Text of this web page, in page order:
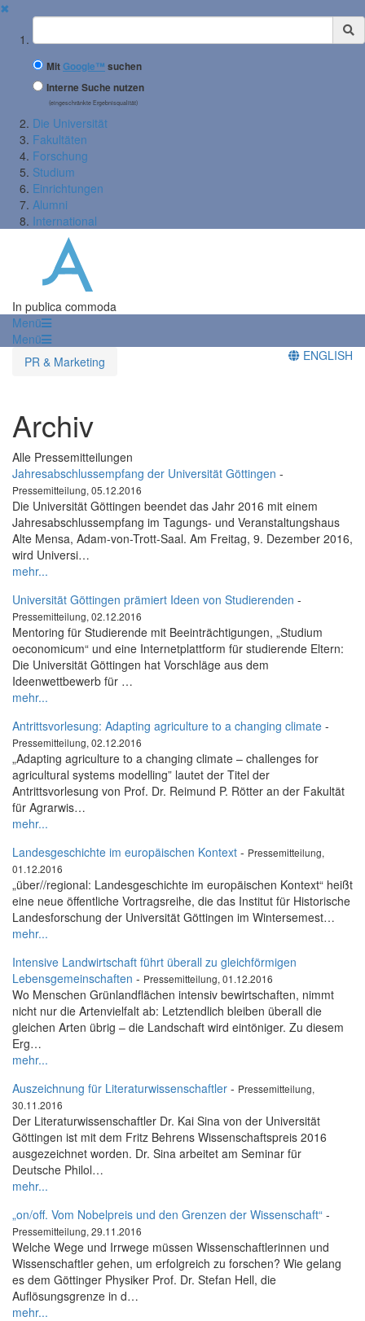
✖
Suchbegriff
MitGoogle™ suchen
Interne Suche nutzen
(eingeschränkte Ergebnisqualität)
Die Universität
Fakultäten
Forschung
Studium
Einrichtungen
Alumni
International
In publica commoda
Menü
Menü
PR & Marketing
ENGLISH
Archiv
Alle Pressemitteilungen
Jahresabschlussempfang der Universität Göttingen -
Pressemitteilung, 05.12.2016
Die Universität Göttingen beendet das Jahr 2016 mit einem
Jahresabschlussempfang im Tagungs- und Veranstaltungshaus
Alte Mensa, Adam-von-Trott-Saal. Am Freitag, 9. Dezember 2016,
wird Universi…
mehr...
Universität Göttingen prämiert Ideen von Studierenden -
Pressemitteilung, 02.12.2016
Mentoring für Studierende mit Beeinträchtigungen, „Studium
oeconomicum“ und eine Internetplattform für studierende Eltern:
Die Universität Göttingen hat Vorschläge aus dem
Ideenwettbewerb für …
mehr...
Antrittsvorlesung: Adapting agriculture to a changing climate -
Pressemitteilung, 02.12.2016
„Adapting agriculture to a changing climate – challenges for
agricultural systems modelling” lautet der Titel der
Antrittsvorlesung von Prof. Dr. Reimund P. Rötter an der Fakultät
für Agrarwis…
mehr...
Landesgeschichte im europäischen Kontext - Pressemitteilung,
01.12.2016
„über//regional: Landesgeschichte im europäischen Kontext“ heißt
eine neue öffentliche Vortragsreihe, die das Institut für Historische
Landesforschung der Universität Göttingen im Wintersemest…
mehr...
Intensive Landwirtschaft führt überall zu gleichförmigen
Lebensgemeinschaften - Pressemitteilung, 01.12.2016
Wo Menschen Grünlandflächen intensiv bewirtschaften, nimmt
nicht nur die Artenvielfalt ab: Letztendlich bleiben überall die
gleichen Arten übrig – die Landschaft wird eintöniger. Zu diesem
Erg…
mehr...
Auszeichnung für Literaturwissenschaftler - Pressemitteilung,
30.11.2016
Der Literaturwissenschaftler Dr. Kai Sina von der Universität
Göttingen ist mit dem Fritz Behrens Wissenschaftspreis 2016
ausgezeichnet worden. Dr. Sina arbeitet am Seminar für
Deutsche Philol…
mehr...
„on/off. Vom Nobelpreis und den Grenzen der Wissenschaft“ -
Pressemitteilung, 29.11.2016
Welche Wege und Irrwege müssen Wissenschaftlerinnen und
Wissenschaftler gehen, um erfolgreich zu forschen? Wie gelang
es dem Göttinger Physiker Prof. Dr. Stefan Hell, die
Auflösungsgrenze in d…
mehr...